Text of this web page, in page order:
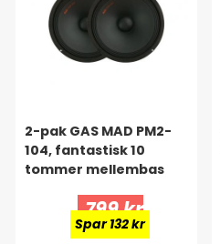
2-pak GAS MAD PM2-
104, fantastisk 10
tommer mellembas
799 kr
Spar 132 kr